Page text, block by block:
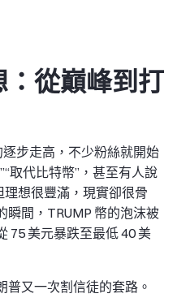
：從巔峰到打
步走高，不少粉絲就開始
取代比特幣”，甚至有人說
理想很豐滿，現實卻很骨
瞬間，TRUMP 幣的泡沫被
75 美元暴跌至最低 40 美
又一次割信徒的套路。